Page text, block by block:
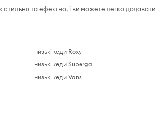
та ефектно, і ви можете легко додавати
низькі кеди Roxy
низькі кеди Superga
низькі кеди Vans